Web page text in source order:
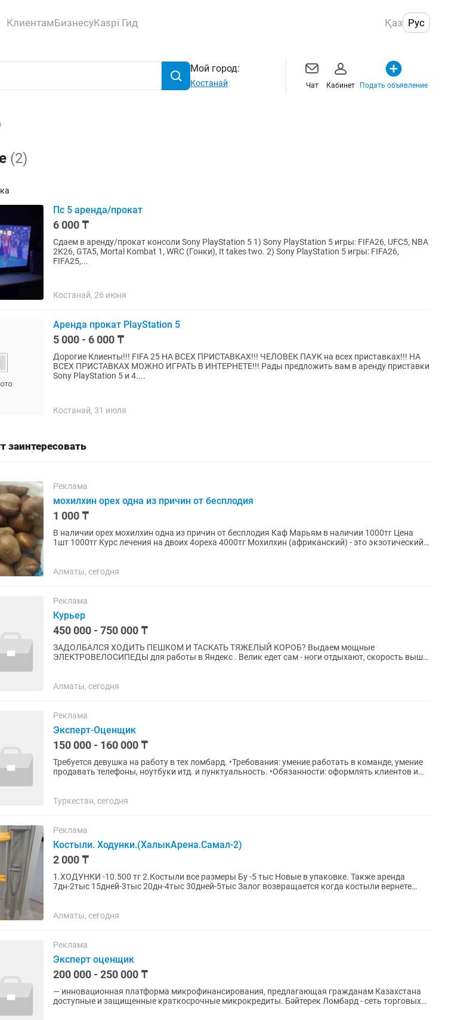
КлиентамБизнесуKaspi Гид Қаз Рус
Мой город:
Костанай Чат Кабинет Подать объявление
(2)
Пс 5 аренда/прокат
6 000 ₸
Сдаем в аренду/прокат консоли Sony PlayStation 5 1) Sony PlayStation 5 игры: FIFA26, UFC5, NBA
2K26, GTA5, Mortal Kombat 1, WRC (Гонки), It takes two. 2) Sony PlayStation 5 игры: FIFA26,
FIFA25,...
Костанай, 26 июня
Аренда прокат PlayStation 5
5 000 - 6 000 ₸
Дорогие Клиенты!!! FIFA 25 НА ВСЕХ ПРИСТАВКАХ!!! ЧЕЛОВЕК ПАУК на всех приставках!!! НА
ВСЕХ ПРИСТАВКАХ МОЖНО ИГРАТЬ В ИНТЕРНЕТЕ!!! Рады предложить вам в аренду приставки
Sony PlayStation 5 и 4....
Костанай, 31 июля
заинтересовать
Реклама
мохилхин орех одна из причин от бесплодия
1 000 ₸
В наличии орех мохилхин одна из причин от бесплодия Каф Марьям в наличии 1000тг Цена
1шт 1000тг Курс лечения на двоих 4ореха 4000тг Мохилхин (африканский) - это экзотический
Алматы, сегодня
Реклама
Курьер
450 000 - 750 000 ₸
ЗАДОЛБАЛСЯ ХОДИТЬ ПЕШКОМ И ТАСКАТЬ ТЯЖЕЛЫЙ КОРОБ? Выдаем мощные
ЭЛЕКТРОВЕЛОСИПЕДЫ для работы в Яндекс . Велик едет сам - ноги отдыхают, скорость выше,
Алматы, сегодня
Реклама
Эксперт-Оценщик
150 000 - 160 000 ₸
Требуется девушка на работу в тех ломбард. •Требования: умение работать в команде, умение
продавать телефоны, ноутбуки итд. и пунктуальность. •Обязанности: оформлять клиентов и
Туркестан, сегодня
Реклама
Костыли. Ходунки.(ХалыкАрена.Самал-2)
2 000 ₸
1.ХОДУНКИ -10.500 тг 2.Костыли все размеры Бу -5 тыс Новые в упаковке. Также аренда
7дн-2тыс 15дней-3тыс 20дн-4тыс 30дней-5тыс Залог возвращается когда костыли вернете
Алматы, сегодня
Реклама
Эксперт оценщик
200 000 - 250 000 ₸
— инновационная платформа микрофинансирования, предлагающая гражданам Казахстана
доступные и защищенные краткосрочные микрокредиты. Бәйтерек Ломбард - сеть торговых